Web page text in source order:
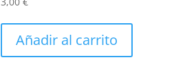
Añadir al carrito